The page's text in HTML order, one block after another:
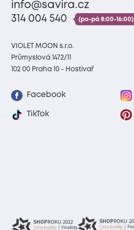
info@savira.cz
314 004 540
(po-pá 8:00-16:00)
VIOLET MOON s.r.o.
Průmyslová 1472/11
102 00 Praha 10 - Hostivař
Facebook
TikTok